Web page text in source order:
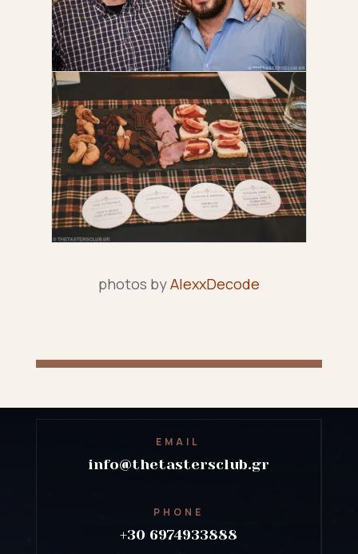
photos byAlexxDecode
EMAIL
info@thetastersclub.gr
PHONE
+30 6974933888